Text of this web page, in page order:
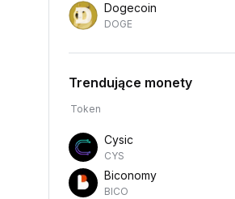
Dogecoin
DOGE
Trendujące monety
Token
Cysic
CYS
Biconomy
BICO